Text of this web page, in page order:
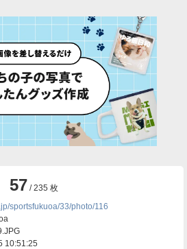
57 / 235 枚
sportsfukuoa/33/photo/116
10:51:25